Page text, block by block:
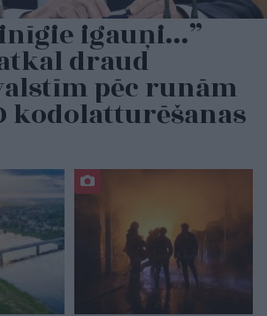
igauņi…”
draud
pēc runām
kodolatturēšanas